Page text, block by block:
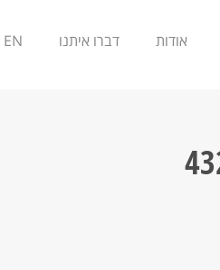
אודות דברו איתנו EN